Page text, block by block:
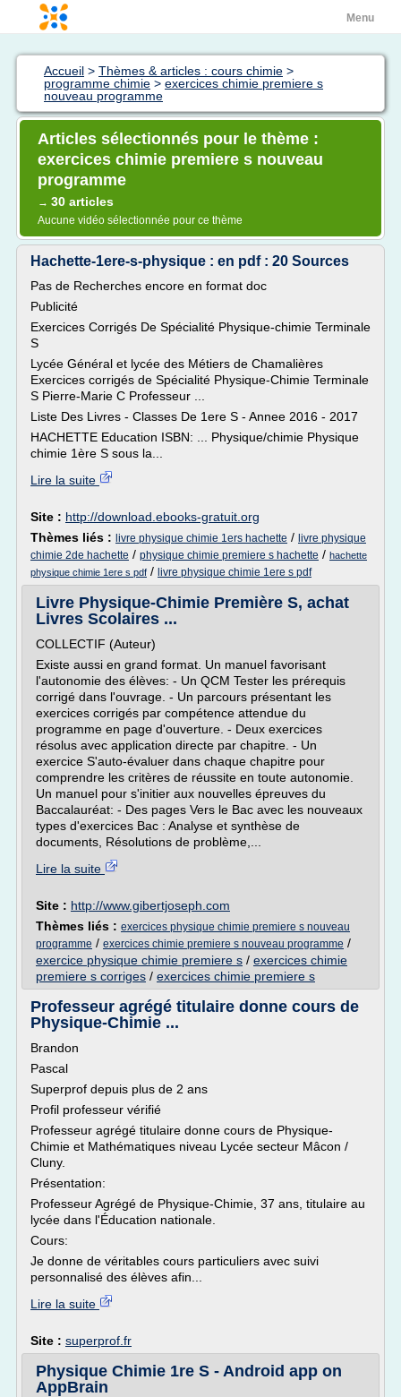
Menu
Accueil > Thèmes & articles : cours chimie >
programme chimie > exercices chimie premiere s
nouveau programme
Articles sélectionnés pour le thème :
exercices chimie premiere s nouveau
programme
→ 30 articles
Aucune vidéo sélectionnée pour ce thème
Hachette-1ere-s-physique : en pdf : 20 Sources
Pas de Recherches encore en format doc
Publicité
Exercices Corrigés De Spécialité Physique-chimie Terminale
S
Lycée Général et lycée des Métiers de Chamalières
Exercices corrigés de Spécialité Physique-Chimie Terminale
S Pierre-Marie C Professeur ...
Liste Des Livres - Classes De 1ere S - Annee 2016 - 2017
HACHETTE Education ISBN: ... Physique/chimie Physique
chimie 1ère S sous la...
Lire la suite
Site : http://download.ebooks-gratuit.org
Thèmes liés : livre physique chimie 1ers hachette / livre physique
chimie 2de hachette / physique chimie premiere s hachette / hachette
physique chimie 1ere s pdf / livre physique chimie 1ere s pdf
Livre Physique-Chimie Première S, achat
Livres Scolaires ...
COLLECTIF (Auteur)
Existe aussi en grand format. Un manuel favorisant
l'autonomie des élèves: - Un QCM Tester les prérequis
corrigé dans l'ouvrage. - Un parcours présentant les
exercices corrigés par compétence attendue du
programme en page d'ouverture. - Deux exercices
résolus avec application directe par chapitre. - Un
exercice S'auto-évaluer dans chaque chapitre pour
comprendre les critères de réussite en toute autonomie.
Un manuel pour s'initier aux nouvelles épreuves du
Baccalauréat: - Des pages Vers le Bac avec les nouveaux
types d'exercices Bac : Analyse et synthèse de
documents, Résolutions de problème,...
Lire la suite
Site : http://www.gibertjoseph.com
Thèmes liés : exercices physique chimie premiere s nouveau
programme / exercices chimie premiere s nouveau programme /
exercice physique chimie premiere s / exercices chimie
premiere s corriges / exercices chimie premiere s
Professeur agrégé titulaire donne cours de
Physique-Chimie ...
Brandon
Pascal
Superprof depuis plus de 2 ans
Profil professeur vérifié
Professeur agrégé titulaire donne cours de Physique-
Chimie et Mathématiques niveau Lycée secteur Mâcon /
Cluny.
Présentation:
Professeur Agrégé de Physique-Chimie, 37 ans, titulaire au
lycée dans l'Éducation nationale.
Cours:
Je donne de véritables cours particuliers avec suivi
personnalisé des élèves afin...
Lire la suite
Site : superprof.fr
Physique Chimie 1re S - Android app on
AppBrain